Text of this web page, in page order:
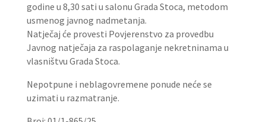
godine u 8,30 sati u salonu Grada Stoca, metodom
usmenog javnog nadmetanja.
Natječaj će provesti Povjerenstvo za provedbu
Javnog natječaja za raspolaganje nekretninama u
vlasništvu Grada Stoca.
Nepotpune i neblagovremene ponude neće se
uzimati u razmatranje.